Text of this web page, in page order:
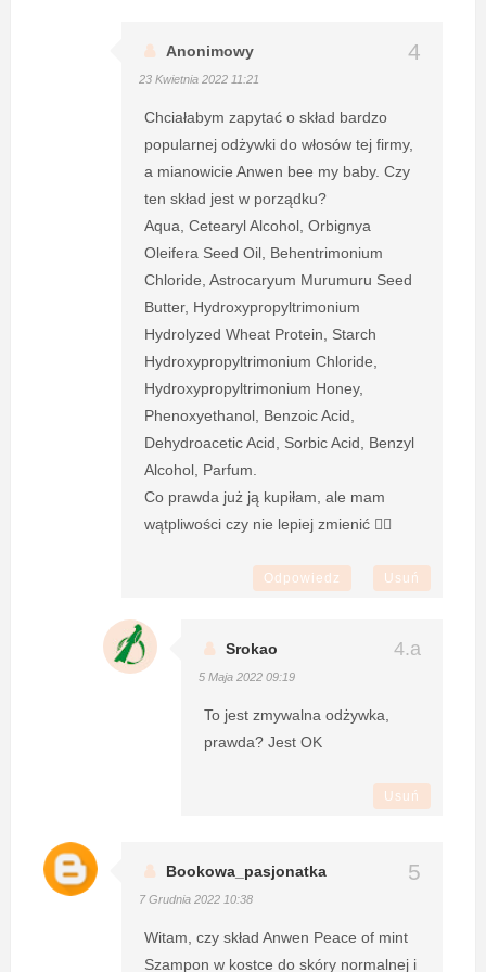
Anonimowy
23 Kwietnia 2022 11:21
Chciałabym zapytać o skład bardzo
popularnej odżywki do włosów tej firmy,
a mianowicie Anwen bee my baby. Czy
ten skład jest w porządku?
Aqua, Cetearyl Alcohol, Orbignya
Oleifera Seed Oil, Behentrimonium
Chloride, Astrocaryum Murumuru Seed
Butter, Hydroxypropyltrimonium
Hydrolyzed Wheat Protein, Starch
Hydroxypropyltrimonium Chloride,
Hydroxypropyltrimonium Honey,
Phenoxyethanol, Benzoic Acid,
Dehydroacetic Acid, Sorbic Acid, Benzyl
Alcohol, Parfum.
Co prawda już ją kupiłam, ale mam
wątpliwości czy nie lepiej zmienić 🤷‍♀️
Odpowiedz Usuń
Srokao
5 Maja 2022 09:19
To jest zmywalna odżywka,
prawda? Jest OK
Usuń
Bookowa_pasjonatka
7 Grudnia 2022 10:38
Witam, czy skład Anwen Peace of mint
Szampon w kostce do skóry normalnej i